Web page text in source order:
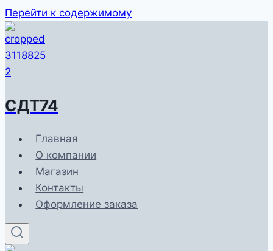
Перейти к содержимому
СДТ74
Главная
О компании
Магазин
Контакты
Оформление заказа